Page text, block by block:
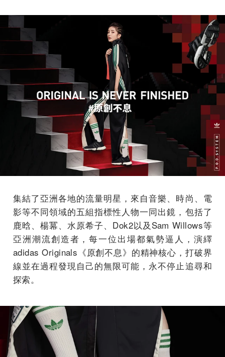
集結了亞洲各地的流量明星，來自音樂、時尚、電
影等不同領域的五組指標性人物一同出鏡，包括了
鹿晗、楊冪、水原希子、Dok2以及Sam Willows等
亞洲潮流創造者，每一位出場都氣勢逼人，演繹
adidas Originals《原創不息》的精神核心，打破界
線並在過程發現自己的無限可能，永不停止追尋和
探索。